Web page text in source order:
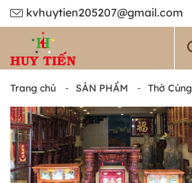
kvhuytien205207@gmail.com
Trang chủ ⁃ SẢN PHẨM ⁃ Thờ Cúng